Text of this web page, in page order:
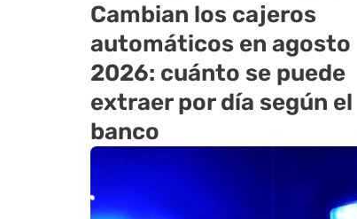
Cambian los cajeros
automáticos en agosto
2026: cuánto se puede
extraer por día según el
banco